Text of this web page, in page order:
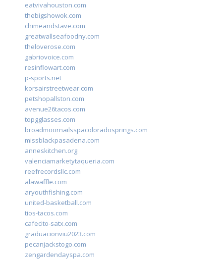
eatvivahouston.com
thebigshowok.com
chimeandstave.com
greatwallseafoodny.com
theloverose.com
gabriovoice.com
resinflowart.com
p-sports.net
korsairstreetwear.com
petshopallston.com
avenue26tacos.com
topgglasses.com
broadmoornailsspacoloradosprings.com
missblackpasadena.com
anneskitchen.org
valenciamarketytaqueria.com
reefrecordsllc.com
alawaffle.com
aryouthfishing.com
united-basketball.com
tios-tacos.com
cafecito-satx.com
graduacionviu2023.com
pecanjackstogo.com
zengardendayspa.com